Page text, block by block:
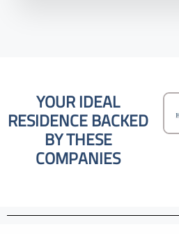
YOUR IDEAL
RESIDENCE BACKED
BY THESE
COMPANIES